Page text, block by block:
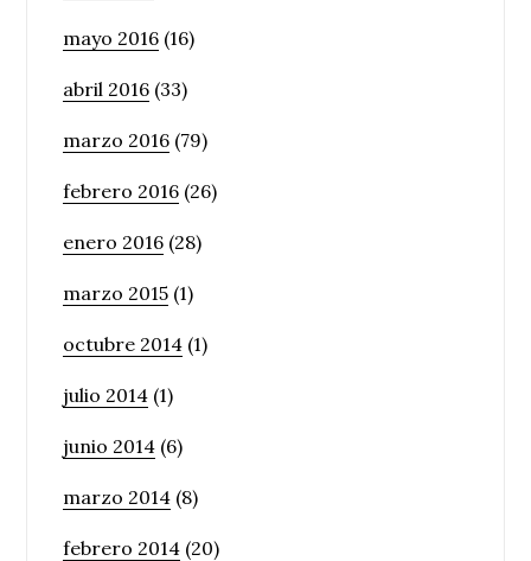
mayo 2016 (16)
abril 2016 (33)
marzo 2016 (79)
febrero 2016 (26)
enero 2016 (28)
marzo 2015 (1)
octubre 2014 (1)
julio 2014 (1)
junio 2014 (6)
marzo 2014 (8)
febrero 2014 (20)